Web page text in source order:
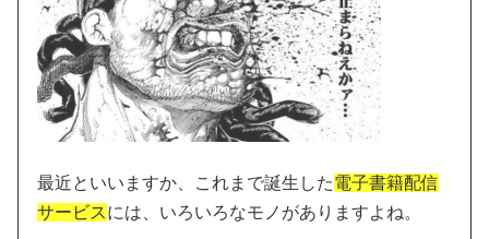
最近といいますか、これまで誕生した電子書籍配信
サービスには、いろいろなモノがありますよね。